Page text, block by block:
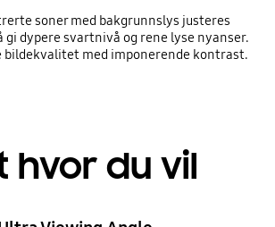
soner med bakgrunnslys justeres
dypere svartnivå og rene lyse nyanser.
bildekvalitet med imponerende kontrast.
hvor du vil